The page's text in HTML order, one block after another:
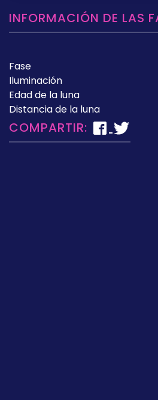
INFORMACIÓN DE LAS
Fase
Iluminación
Edad de la luna
Distancia de la luna
COMPARTIR: